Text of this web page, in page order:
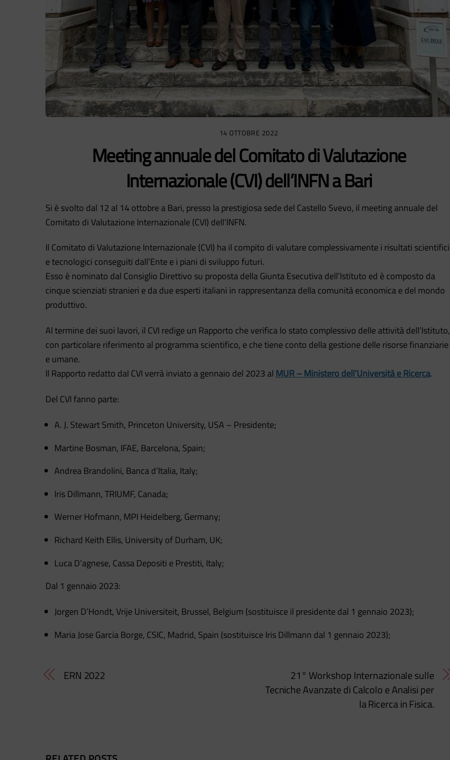
14 OTTOBRE 2022
Meeting annuale del Comitato di Valutazione
Internazionale (CVI) dell’INFN a Bari
Si è svolto dal 12 al 14 ottobre a Bari, presso la prestigiosa sede del Castello Svevo, il meeting annuale del
Comitato di Valutazione Internazionale (CVI) dell’INFN.
Il Comitato di Valutazione Internazionale (CVI) ha il compito di valutare complessivamente i risultati scientifici
e tecnologici conseguiti dall’Ente e i piani di sviluppo futuri.
Esso è nominato dal Consiglio Direttivo su proposta della Giunta Esecutiva dell’Istituto ed è composto da
cinque scienziati stranieri e da due esperti italiani in rappresentanza della comunità economica e del mondo
produttivo.
Al termine dei suoi lavori, il CVI redige un Rapporto che verifica lo stato complessivo delle attività dell’Istituto,
con particolare riferimento al programma scientifico, e che tiene conto della gestione delle risorse finanziarie
e umane.
Il Rapporto redatto dal CVI verrà inviato a gennaio del 2023 al MUR – Ministero dell’Università e Ricerca.
Del CVI fanno parte:
A. J. Stewart Smith, Princeton University, USA – Presidente;
Martine Bosman, IFAE, Barcelona, Spain;
Andrea Brandolini, Banca d’Italia, Italy;
Iris Dillmann, TRIUMF, Canada;
Werner Hofmann, MPI Heidelberg, Germany;
Richard Keith Ellis, University of Durham, UK;
Luca D’agnese, Cassa Depositi e Prestiti, Italy;
Dal 1 gennaio 2023:
Jorgen D’Hondt,Vrije Universiteit, Brussel, Belgium (sostituisce il presidente dal 1 gennaio 2023);
Maria Jose Garcia Borge, CSIC, Madrid, Spain (sostituisce Iris Dillmann dal 1 gennaio 2023);
ERN 2022
21° Workshop Internazionale sulle
Tecniche Avanzate di Calcolo e Analisi per
la Ricerca in Fisica.